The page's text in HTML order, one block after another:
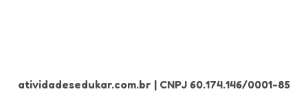
atividadesedukar.com.br | CNPJ 60.174.146/0001-85